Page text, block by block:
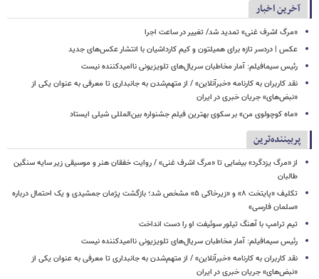
آخرین اخبار
​​​​​​​«مرگ اشرف غنی» تمدید شد/ تغییر در ساعت اجرا
عکس | دردسر تازه برای همیلتون و کیم کارداشیان با انتشار عکس‌های جدید
رئیس سیمافیلم: آمار مخاطبان سریال‌های تلویزیونی ناامیدکننده نیست
نقد کاربران به کارنامه «خبرآنلاین» / از متهم‌شدن به جانبداری تا معرفی به عنوان یکی از
«نبض‌های» جریان خبری در ایران
«ماه کوچولوی من» بر سکوی بهترین فیلم جشنواره بین‌المللی شیلی ایستاد
پربیننده‌ترین
از «مرگ یزدگرد» بیضایی تا «مرگ اشرف غنی» / روایت خفقان هنر و موسیقی زیر سایه سنگین
طالبان
تکلیف «پایتخت ۸» و «زیرخاکی ۵» مشخص شد؛ بازگشت پژمان جمشیدی و یک احتمال درباره
«سلمان فارسی»
تیم ترامپ با آهنگ تیلور سوئیفت او را دست انداخت
رئیس سیمافیلم: آمار مخاطبان سریال‌های تلویزیونی ناامیدکننده نیست
نقد کاربران به کارنامه «خبرآنلاین» / از متهم‌شدن به جانبداری تا معرفی به عنوان یکی از
«نبض‌های» جریان خبری در ایران